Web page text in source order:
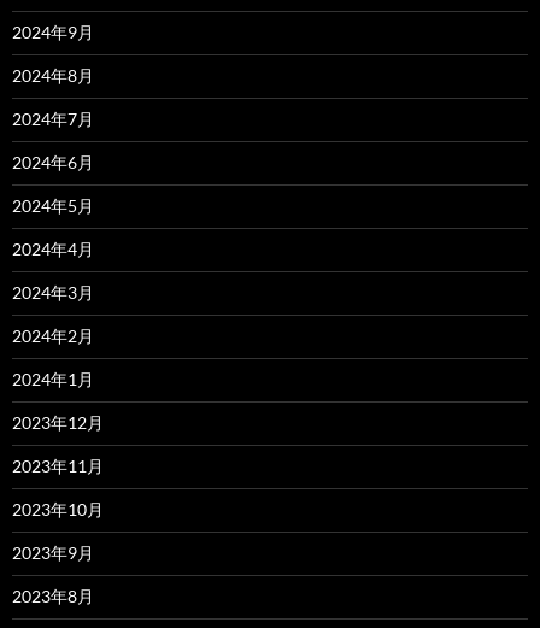
2024年9月
2024年8月
2024年7月
2024年6月
2024年5月
2024年4月
2024年3月
2024年2月
2024年1月
2023年12月
2023年11月
2023年10月
2023年9月
2023年8月